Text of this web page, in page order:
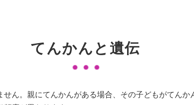
てんかんと遺伝
ん。親にてんかんがある場合、その子どもがてん